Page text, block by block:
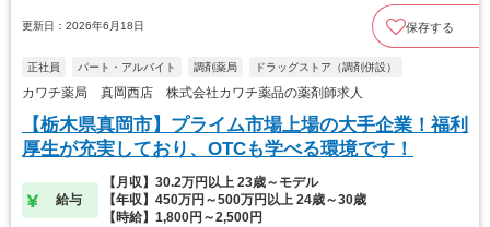
更新日：2026年6月18日 保存する
正社員 パート・アルバイト 調剤薬局 ドラッグストア（調剤併設）
カワチ薬局 真岡西店 株式会社カワチ薬品の薬剤師求人
【栃木県真岡市】プライム市場上場の大手企業！福利
厚生が充実しており、OTCも学べる環境です！
給与
【月収】30.2万円以上 23歳～モデル
【年収】450万円～500万円以上 24歳～30歳
【時給】1,800円～2,500円